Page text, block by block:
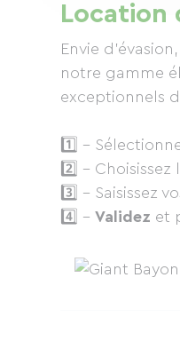
Location
Envie
notre gamme
exceptionnels
1️⃣ -
2️⃣ - Choisissez
3️⃣ - Saisissez
4️⃣ - Validez et